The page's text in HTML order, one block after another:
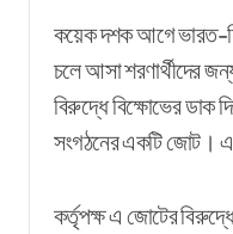
কয়েক দশক আগে ভারত-
চলে আসা শরণার্থীদের
বিরুদ্ধে বিক্ষোভের ডাক
সংগঠনের একটি জোট।
কর্তৃপক্ষ এ জোটের